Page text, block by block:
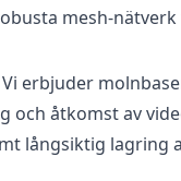
mesh-
Vi erbjuder
och åtkomst av
långsiktig lagring